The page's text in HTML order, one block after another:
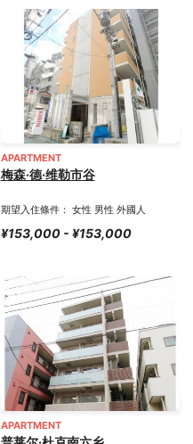
APARTMENT
梅森·德·维勒市谷
期望入住條件： 女性 男性 外國人
¥153,000 - ¥153,000
APARTMENT